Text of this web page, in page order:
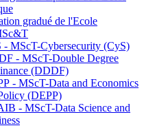
gradué de l'Ecole
- MScT-Cybersecurity (CyS)
- MScT-Double Degree
(DDDF)
- MScT-Data and Economics
(DEPP)
- MScT-Data Science and